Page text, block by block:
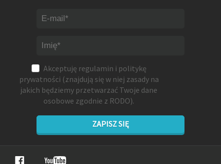
Akceptuję regulamin i politykę
prywatności (znajdują się w niej zasady na
jakich będziemy przetwarzać Twoje dane
osobowe zgodnie z RODO).
ZAPISZ SIĘ